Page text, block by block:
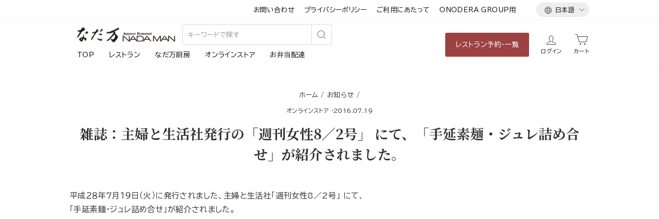
お問い合わせ プライバシーポリシー ご利用にあたって ONODERA GROUP用
言
日本語
検
TOP レストラン なだ万厨房 オンラインストア お弁当配達
レストラン予約・一覧
ログイン カート
ホーム / お知らせ /
オンラインストア ·2016.07.19
雑誌：主婦と生活社発行の「週刊女性8／2号」 にて、「手延素麺・ジュレ詰め合
せ」が紹介されました。
平成２８年７月１９日（火）に発行されました、主婦と生活社「週刊女性8／2号」 にて、
「手延素麺・ジュレ詰め合せ」が紹介されました。